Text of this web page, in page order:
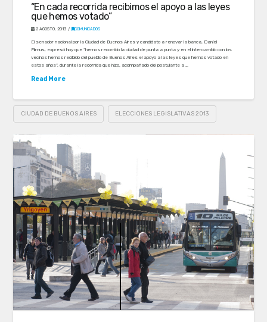
“En cada recorrida recibimos el apoyo a las leyes
que hemos votado”
2 AGOSTO, 2013 COMUNICADOS
El senador nacional por la Ciudad de Buenos Aires y candidato a renovar la banca, Daniel
Filmus, expresó hoy que “hemos recorrido la ciudad de punta a punta y en el intercambio con los
vecinos hemos recibido del pueblo de Buenos Aires el apoyo a las leyes que hemos votado en
estos años”, durante la recorrida que hizo, acompañado del postulante a …
Read More
CIUDAD DE BUENOS AIRES ELECCIONES LEGISLATIVAS 2013